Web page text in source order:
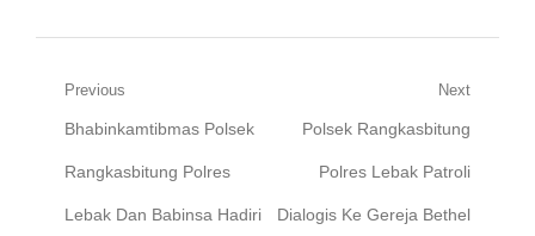
Navigasi
pos
Previous
Previous
post:
Bhabinkamtibmas Polsek
Rangkasbitung Polres
Lebak Dan Babinsa Hadiri
Next
Next
post:
Polsek Rangkasbitung
Polres Lebak Patroli
Dialogis Ke Gereja Bethel